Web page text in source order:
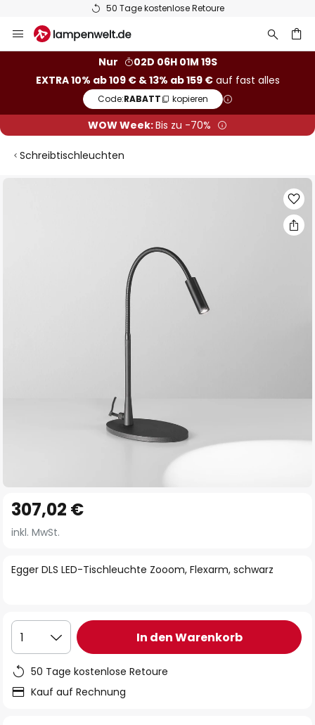
50 Tage kostenlose Retoure
Inhalt
Nur
02D 06H 01M 18S
EXTRA 10% ab 109 € & 13% ab 159 €auf fast alles
Code:RABATT kopieren
WOW Week:Bis zu -70%
Schreibtischleuchten
Anfang
der
springen
Egger DLS LED-Tischleuchte Zooom, Flexarm, schwarz
307,02 €
inkl. MwSt.
1 In den Warenkorb
50 Tage kostenlose Retoure
Kauf auf Rechnung